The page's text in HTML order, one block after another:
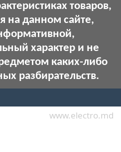
товаров,
на данном сайте,
характер и не
каких-либо
разбирательств.
www.electro.md